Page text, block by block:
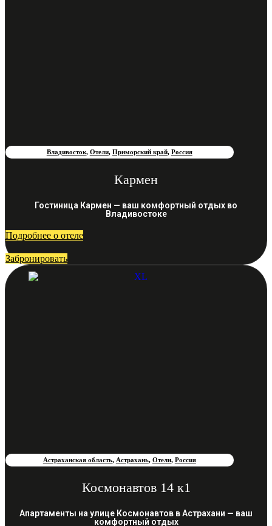
Владивосток, Отели, Приморский край, Россия
Кармен
Гостиница Кармен — ваш комфортный отдых во
Владивостоке
Подробнее о отеле
Забронировать
Астраханская область, Астрахань, Отели, Россия
Космонавтов 14 к1
Апартаменты на улице Космонавтов в Астрахани — ваш
комфортный отдых